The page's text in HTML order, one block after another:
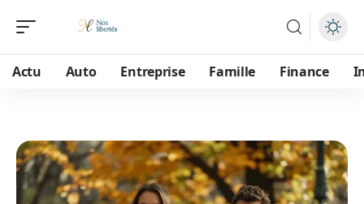
Actu Auto Entreprise Famille Finance